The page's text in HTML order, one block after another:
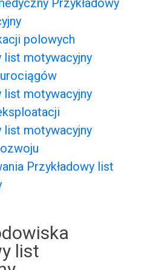
Przykładowy
polowych
list motywacyjny
list motywacyjny
list motywacyjny
Przykładowy list
list